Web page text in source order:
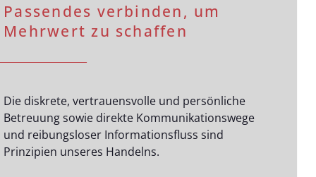
Passendes verbinden, um
Mehrwert zu schaffen
Die diskrete, vertrauensvolle und persönliche
Betreuung sowie direkte Kommunikationswege
und reibungsloser Informationsfluss sind
Prinzipien unseres Handelns.